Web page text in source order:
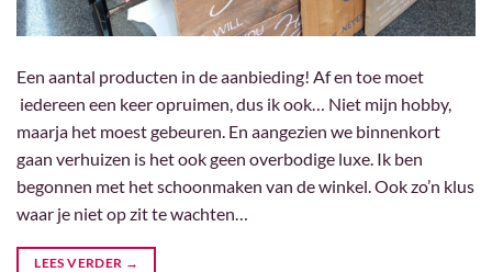
Een aantal producten in de aanbieding! Af en toe moet
iedereen een keer opruimen, dus ik ook… Niet mijn hobby,
maarja het moest gebeuren. En aangezien we binnenkort
gaan verhuizen is het ook geen overbodige luxe. Ik ben
begonnen met het schoonmaken van de winkel. Ook zo’n klus
waar je niet op zit te wachten…
LEES VERDER →